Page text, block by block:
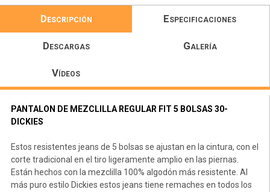
Descripción Especificaciones
Descargas Galería
Vídeos
PANTALON DE MEZCLILLA REGULAR FIT 5 BOLSAS 30-
DICKIES
Estos resistentes jeans de 5 bolsas se ajustan en la cintura, con el
corte tradicional en el tiro ligeramente amplio en las piernas.
Están hechos con la mezclilla 100% algodón más resistente. Al
más puro estilo Dickies estos jeans tiene remaches en todos los